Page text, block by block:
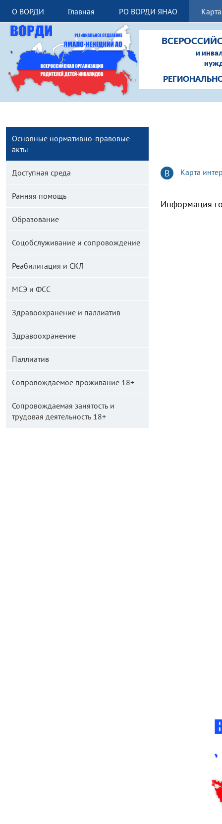
О ВОРДИ Главная РО ВОРДИ ЯНАО
и
Основные нормативно-правовые
акты
Доступная среда
Ранняя помощь
Образование
Соцобслуживание и сопровождение
Реабилитация и СКЛ
МСЭ и ФСС
Здравоохранение и паллиатив
Здравоохранение
Паллиатив
Сопровождаемое проживание 18+
Сопровождаемая занятость и
трудовая деятельность 18+
В Карта
Информация